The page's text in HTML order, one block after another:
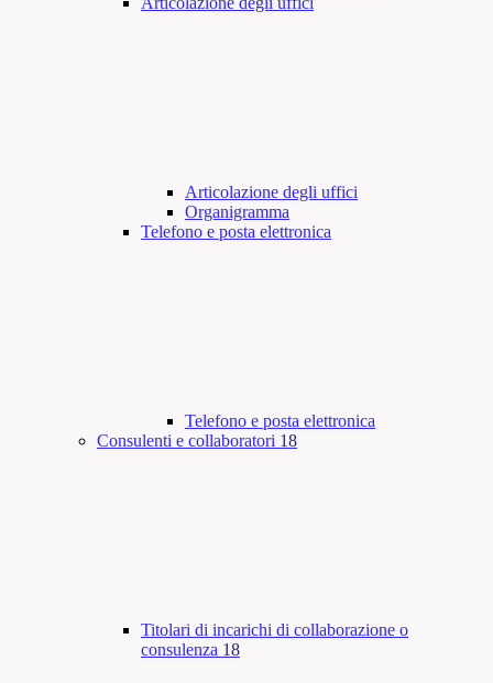
Articolazione degli uffici
Organigramma
Telefono e posta elettronica
Telefono e posta elettronica
Consulenti e collaboratori 18
Titolari di incarichi di collaborazione o
consulenza 18